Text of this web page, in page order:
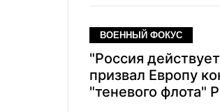
ВОЕННЫЙ ФОКУС
"Россия
призвал Европу
"теневого флота"